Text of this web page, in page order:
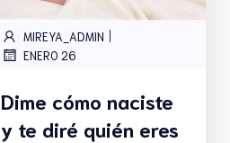
MIREYA_ADMIN
ENERO 26
Dime cómo naciste
y te diré quién eres